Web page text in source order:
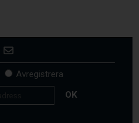
Avregistrera
OK